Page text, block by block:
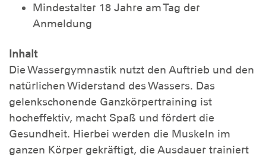
Mindestalter 18 Jahre am Tag der
Anmeldung
Inhalt
Die Wassergymnastik nutzt den Auftrieb und den
natürlichen Widerstand des Wassers. Das
gelenkschonende Ganzkörpertraining ist
hocheffektiv, macht Spaß und fördert die
Gesundheit. Hierbei werden die Muskeln im
ganzen Körper gekräftigt, die Ausdauer trainiert